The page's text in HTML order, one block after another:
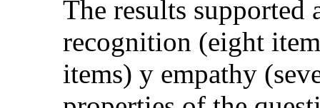
The results supported
recognition (eight
items) y empathy